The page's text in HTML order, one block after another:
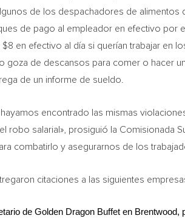
de los despachadores de
de pago al empleador en efectivo por
en efectivo al día si querían trabajar en
goza de descansos para comer o hacer
de un informe de sueldo.
encontrado las mismas
robo salarial», prosiguió la Comisionada
combatirlo y asegurarnos de los
citaciones a las siguientes
de Golden Dragon Buffet en Brentwood,